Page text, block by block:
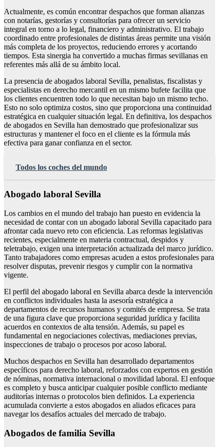
Actualmente, es común encontrar despachos que forman alianzas
con notarías, gestorías y consultorías para ofrecer un servicio
integral en torno a lo legal, financiero y administrativo. El trabajo
coordinado entre profesionales de distintas áreas permite una visión
más completa de los proyectos, reduciendo errores y acortando
tiempos. Esta sinergia ha convertido a muchas firmas sevillanas en
referentes más allá de su ámbito local.
La presencia de abogados laboral Sevilla, penalistas, fiscalistas y
especialistas en derecho mercantil en un mismo bufete facilita que
los clientes encuentren todo lo que necesitan bajo un mismo techo.
Esto no solo optimiza costos, sino que proporciona una continuidad
estratégica en cualquier situación legal. En definitiva, los despachos
de abogados en Sevilla han demostrado que profesionalizar sus
estructuras y mantener el foco en el cliente es la fórmula más
efectiva para ganar confianza en el sector.
Todos los coches del mundo
Abogado laboral Sevilla
Los cambios en el mundo del trabajo han puesto en evidencia la
necesidad de contar con un abogado laboral Sevilla capacitado para
afrontar cada nuevo reto con eficiencia. Las reformas legislativas
recientes, especialmente en materia contractual, despidos y
teletrabajo, exigen una interpretación actualizada del marco jurídico.
Tanto trabajadores como empresas acuden a estos profesionales para
resolver disputas, prevenir riesgos y cumplir con la normativa
vigente.
El perfil del abogado laboral en Sevilla abarca desde la intervención
en conflictos individuales hasta la asesoría estratégica a
departamentos de recursos humanos y comités de empresa. Se trata
de una figura clave que proporciona seguridad jurídica y facilita
acuerdos en contextos de alta tensión. Además, su papel es
fundamental en negociaciones colectivas, mediaciones previas,
inspecciones de trabajo o procesos por acoso laboral.
Muchos despachos en Sevilla han desarrollado departamentos
específicos para derecho laboral, reforzados con expertos en gestión
de nóminas, normativa internacional o movilidad laboral. El enfoque
es completo y busca anticipar cualquier posible conflicto mediante
auditorías internas o protocolos bien definidos. La experiencia
acumulada convierte a estos abogados en aliados eficaces para
navegar los desafíos actuales del mercado de trabajo.
Abogados de familia Sevilla